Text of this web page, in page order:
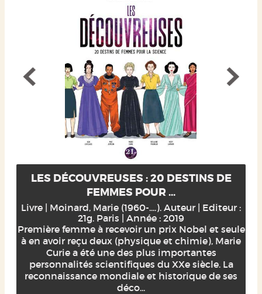
LES DÉCOUVREUSES : 20 DESTINS DE
FEMMES POUR ...
Livre | Moinard, Marie (1960-....). Auteur | Editeur :
21g. Paris | Année : 2019
Première femme à recevoir un prix Nobel et seule
à en avoir reçu deux (physique et chimie), Marie
Curie a été une des plus importantes
personnalités scientifiques du XXe siècle. La
reconnaissance mondiale et historique de ses
déco...